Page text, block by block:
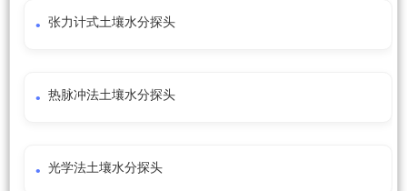
张力计式土壤水分探头
热脉冲法土壤水分探头
光学法土壤水分探头